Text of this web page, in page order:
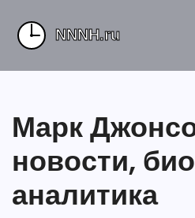
Марк
новости,
аналитика